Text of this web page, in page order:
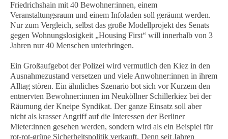
Friedrichshain mit 40 Bewohner:innen, einem
Veranstaltungsraum und einem Infoladen soll geräumt werden.
Nur zum Vergleich, selbst das große Modellprojekt des Senats
gegen Wohnungslosigkeit „Housing First“ will innerhalb von 3
Jahren nur 40 Menschen unterbringen.
Ein Großaufgebot der Polizei wird vermutlich den Kiez in den
Ausnahmezustand versetzen und viele Anwohner:innen in ihrem
Alltag stören. Ein ähnliches Szenario bot sich vor Kurzem den
entnervten Bewohner:innen im Neuköllner Schillerkiez bei der
Räumung der Kneipe Syndikat. Der ganze Einsatz soll aber
nicht als krasser Angriff auf die Interessen der Berliner
Mieter:innen gesehen werden, sondern wird als ein Beispiel für
rot-rot-grüne Sicherheitspolitik verkauft. Denn seit Jahren